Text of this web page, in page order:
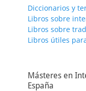
Diccionarios y
Libros sobre
Libros sobre
Libros útiles
Másteres en
España